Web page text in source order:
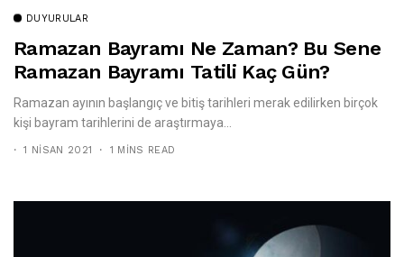
DUYURULAR
Ramazan Bayramı Ne Zaman? Bu Sene
Ramazan Bayramı Tatili Kaç Gün?
Ramazan ayının başlangıç ve bitiş tarihleri merak edilirken birçok
kişi bayram tarihlerini de araştırmaya...
1 NISAN 2021 1 MINS READ